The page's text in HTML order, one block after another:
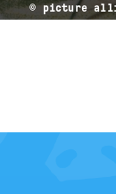
© picture